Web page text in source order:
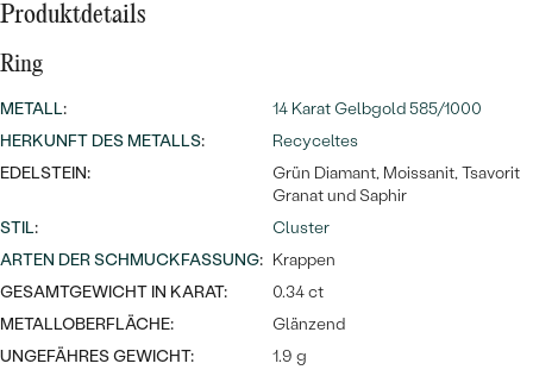
Wave Kollektion
NACH DER FARBE
NACH DER FORM
MASSGEFERTIGTER
DIAMANTEN
ANSEHEN
Personalisierte
Halsketten
ANSEHEN
Produktdetails
Ring
METALL:
14 Karat Gelbgold 585/1000
HERKUNFT DES METALLS:
Recyceltes
EDELSTEIN:
Grün Diamant, Moissanit, Tsavorit
Granat und Saphir
STIL:
Cluster
ARTEN DER SCHMUCKFASSUNG: Krappen
GESAMTGEWICHT IN KARAT:
0.34 ct
METALLOBERFLÄCHE:
Glänzend
UNGEFÄHRES GEWICHT:
1.9 g